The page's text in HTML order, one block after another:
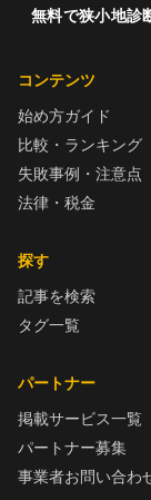
無料で狭小地診
コンテンツ
始め方ガイド
比較・ランキング
失敗事例・注意点
法律・税金
探す
記事を検索
タグ一覧
パートナー
掲載サービス一覧
パートナー募集
事業者お問い合わ